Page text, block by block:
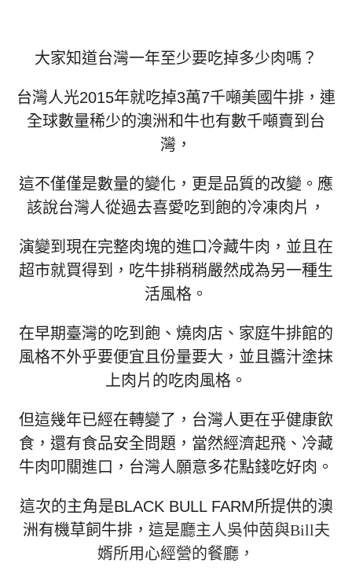
鍋
夜
場
鍋
石
火
鍋”
大家知道台灣一年至少要吃掉多少肉嗎？
台灣人光2015年就吃掉3萬7千噸美國牛排，連
全球數量稀少的澳洲和牛也有數千噸賣到台
灣，
這不僅僅是數量的變化，更是品質的改變。 應
該說台灣人從過去喜愛吃到飽的冷凍肉片 ，
演變到現在完整肉塊的進口冷藏牛肉，並且在
超市就買得到，吃牛排稍稍嚴然成為另一種生
活風格。
在早期臺灣的吃到飽、燒肉店、家庭牛排館的
風格不外乎要便宜且份量要大，並且醬汁塗抹
上肉片的吃肉風格。
但這幾年已經在轉變了，台灣人更在乎健康飲
食，還有食品安全問題，當然經濟起飛、冷藏
牛肉叩關進口，台灣人願意多花點錢吃好肉。
這次的主角是BLACK BULL FARM所提供的澳
洲有機草飼牛排，這是廳主人吳仲茵與Bill夫
婿所用心經營的餐廳，